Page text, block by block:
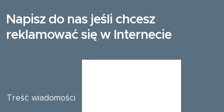
Napisz do nas jeśli chcesz
reklamować się w Internecie
Treść wiadomości